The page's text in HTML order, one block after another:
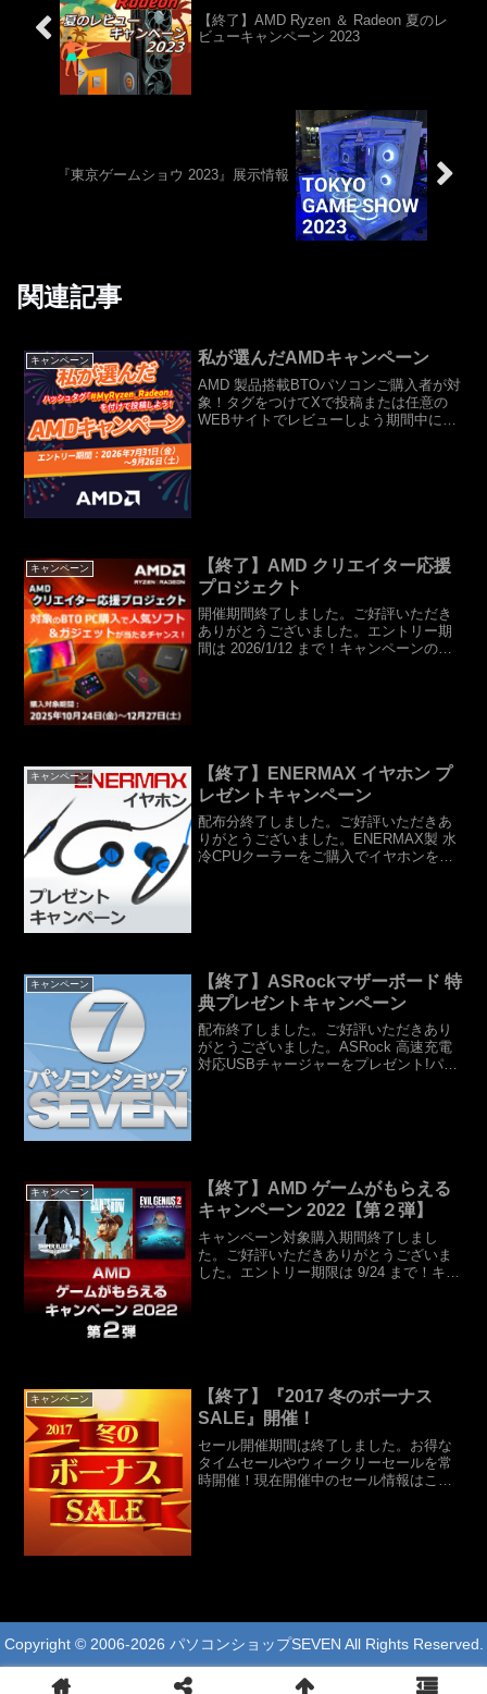
【終了】AMD Ryzen ＆ Radeon 夏のレ
ビューキャンペーン 2023
『東京ゲームショウ 2023』展示情報
関連記事
キャンペーン 私が選んだAMDキャンペーン
AMD 製品搭載BTOパソコンご購入者が対
象！タグをつけてXで投稿または任意の
WEBサイトでレビューしよう期間中に対
キャンペーン
【終了】AMD クリエイター応援
プロジェクト
開催期間終了しました。ご好評いただき
ありがとうございました。エントリー期
間は 2026/1/12 まで！キャンペーンのご
キャンペーン
【終了】ENERMAX イヤホン プ
レゼントキャンペーン
配布分終了しました。ご好評いただきあ
りがとうございました。ENERMAX製 水
冷CPUクーラーをご購入でイヤホンをプ
キャンペーン
【終了】ASRockマザーボード 特
典プレゼントキャンペーン
配布終了しました。ご好評いただきあり
がとうございました。ASRock 高速充電
対応USBチャージャーをプレゼント!パソ
キャンペーン
【終了】AMD ゲームがもらえる
キャンペーン 2022【第２弾】
キャンペーン対象購入期間終了しまし
た。ご好評いただきありがとうございま
した。エントリー期限は 9/24 まで！キャ
キャンペーン
【終了】『2017 冬のボーナス
SALE』開催！
セール開催期間は終了しました。お得な
タイムセールやウィークリーセールを常
時開催！現在開催中のセール情報はこち
Copyright © 2006-2026 パソコンショップSEVEN All Rights Reserved.